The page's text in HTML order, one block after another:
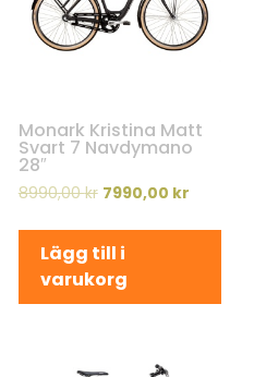
Monark Kristina Matt
Svart 7 Navdymano
28″
8990,00kr 7990,00 kr
Lägg till i
varukorg